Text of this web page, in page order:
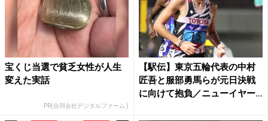
宝くじ当選で貧乏女性が人生
変えた実話
PR(合同会社デジタルファーム )
【駅伝】東京五輪代表の中村
匠吾と服部勇馬らが元日決戦
に向けて抱負／ニューイヤー